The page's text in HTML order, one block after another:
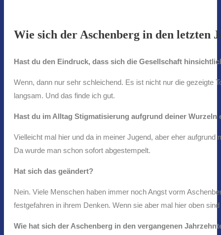
Wie sich der Aschenberg in den letzten
Hast du den Eindruck, dass sich die Gesellschaft
Wenn, dann nur sehr schleichend. Es ist nicht nur die gezeigte
langsam. Und das finde ich gut.
Hast du im Alltag Stigmatisierung aufgrund deiner Wurzeln
Vielleicht mal hier und da in meiner Jugend, aber eher aufgrund
Da wurde man schon sofort abgestempelt.
Hat sich das geändert?
Nein. Viele Menschen haben immer noch Angst vorm
festgefahren in ihrem Denken. Wenn sie aber mal hier oben
Wie hat sich der Aschenberg in den vergangenen